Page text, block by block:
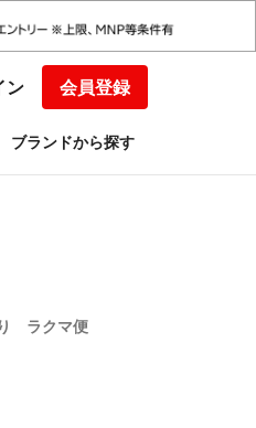
ン 会員登録
ブランドから探す
ラクマ便